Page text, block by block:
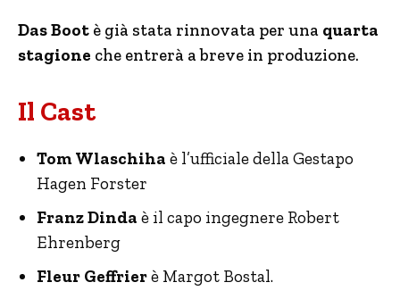
Das Boot è già stata rinnovata per una quarta
stagione che entrerà a breve in produzione.
Il Cast
Tom Wlaschiha è l’ufficiale della Gestapo
Hagen Forster
Franz Dinda è il capo ingegnere Robert
Ehrenberg
Fleur Geffrierè Margot Bostal.